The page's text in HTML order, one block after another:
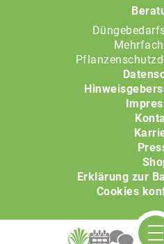
Erklärung zur
Cookies